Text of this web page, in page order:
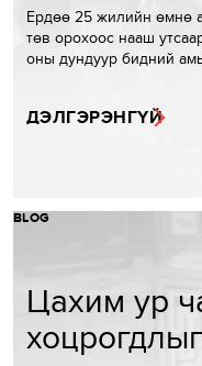
Ердөө 25 жилийн өмнө
төв орохоос нааш
оны дундуур бидний
ДЭЛГЭРЭНГҮЙ
BLOG
Цахим ур